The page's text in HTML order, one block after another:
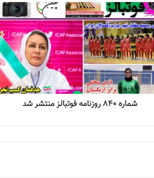
شماره 840 روزنامه فوتبالز منتشر شد